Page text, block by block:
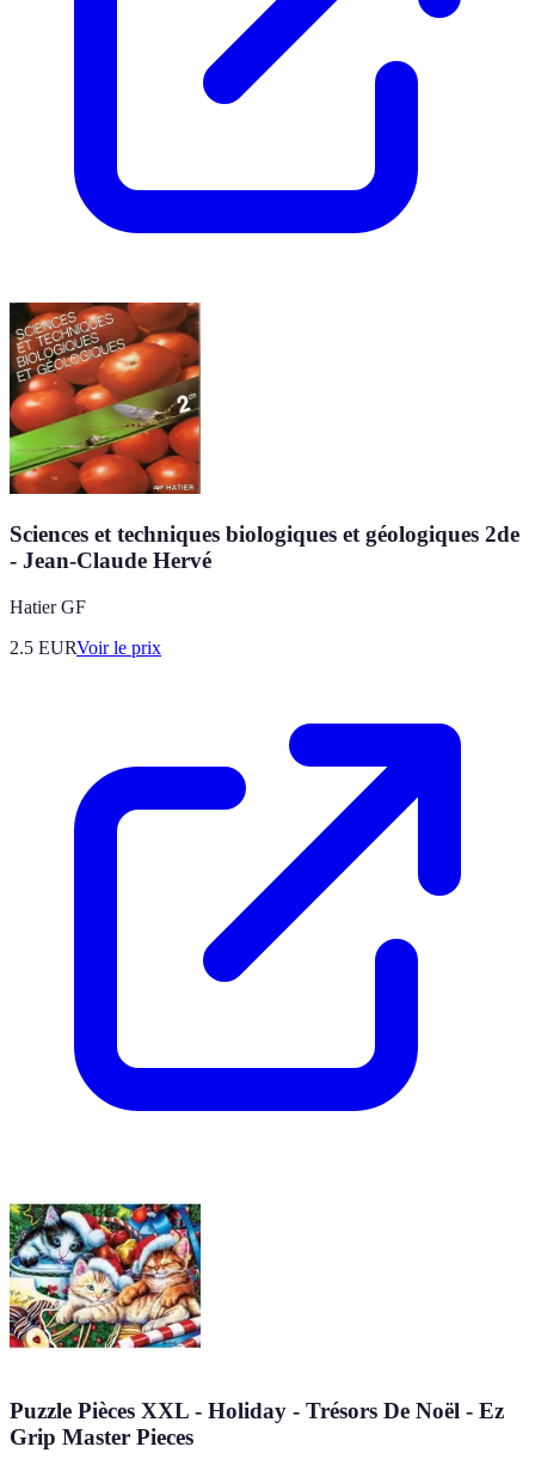
Sciences et techniques biologiques et géologiques 2de
- Jean-Claude Hervé
Hatier GF
2.5 EURVoir le prix
Puzzle Pièces XXL - Holiday - Trésors De Noël - Ez
Grip Master Pieces